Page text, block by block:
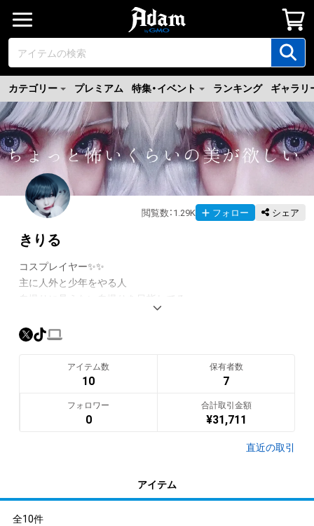
カテゴリー プレミアム 特集・イベント ランキング ギャラリ
閲覧数 ： 1.29K フォロー シェア
きりる
コスプレイヤー✨✨
主に人外と少年をやる人
自撮りに見えない自撮りを目指してる
LGBTQ・Xジェンダー🏳️‍🌈
アイテム数
10
保有者数
7
フォロワー
0
合計取引金額
¥31,711
直近の取引
アイテム
全10件